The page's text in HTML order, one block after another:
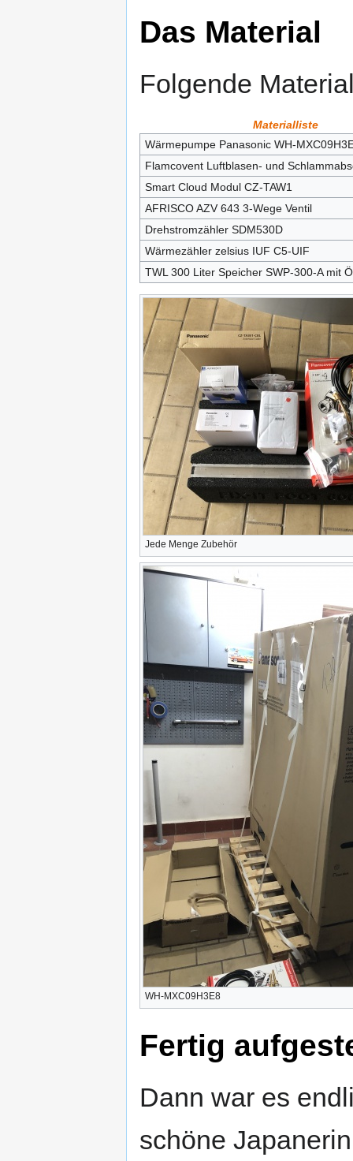
Das Material
Folgende
Materialliste
Wärmepumpe Panasonic WH-
Flamcovent Luftblasen- und
Smart Cloud Modul CZ-TAW1
AFRISCO AZV 643 3-Wege Ventil
Drehstromzähler SDM530D
Wärmezähler zelsius IUF C5-UIF
TWL 300 Liter Speicher SWP-300-A mit
Jede Menge Zubehör
WH-MXC09H3E8
Fertig
Dann war es
schöne